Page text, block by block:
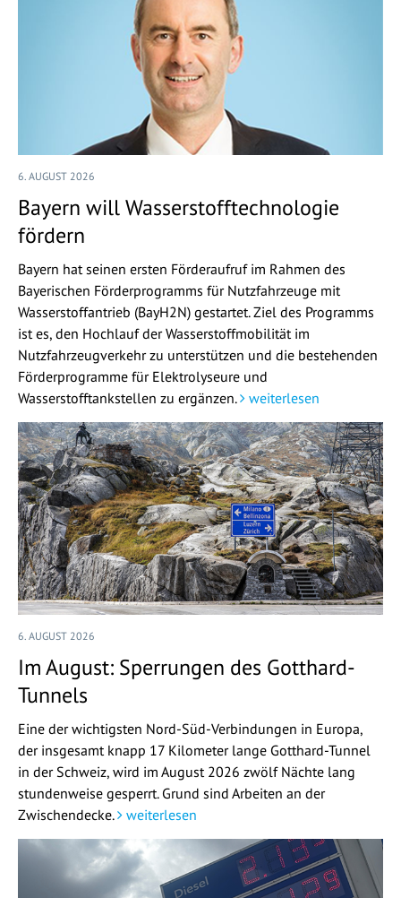
6. AUGUST 2026
Bayern will Wasserstofftechnologie
fördern
Bayern hat seinen ersten Förderaufruf im Rahmen des
Bayerischen Förderprogramms für Nutzfahrzeuge mit
Wasserstoffantrieb (BayH2N) gestartet. Ziel des Programms
ist es, den Hochlauf der Wasserstoffmobilität im
Nutzfahrzeugverkehr zu unterstützen und die bestehenden
Förderprogramme für Elektrolyseure und
Wasserstofftankstellen zu ergänzen.
weiterlesen
6. AUGUST 2026
Im August: Sperrungen des Gotthard-
Tunnels
Eine der wichtigsten Nord-Süd-Verbindungen in Europa,
der insgesamt knapp 17 Kilometer lange Gotthard-Tunnel
in der Schweiz, wird im August 2026 zwölf Nächte lang
stundenweise gesperrt. Grund sind Arbeiten an der
Zwischendecke.
weiterlesen